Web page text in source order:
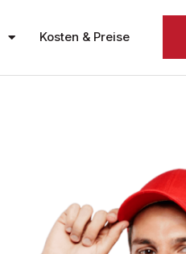
Kosten & Preise